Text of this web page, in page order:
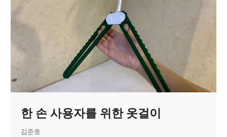
한 손 사용자를 위한 옷걸이
김준호